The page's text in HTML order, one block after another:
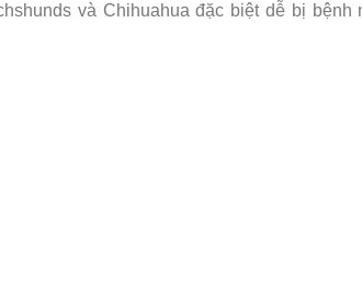
và Chihuahua đặc biệt dễ bị bệnh